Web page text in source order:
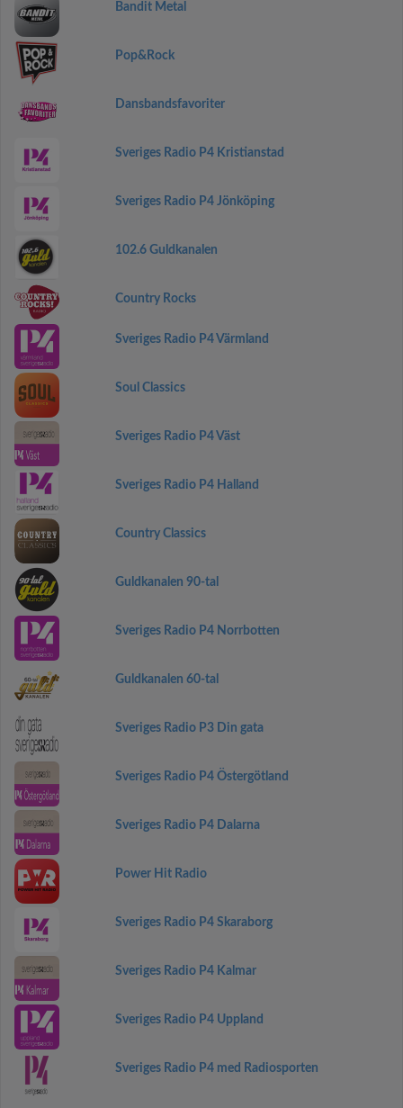
Bandit Metal
Pop&Rock
Dansbandsfavoriter
Sveriges Radio P4 Kristianstad
Sveriges Radio P4 Jönköping
102.6 Guldkanalen
Country Rocks
Sveriges Radio P4 Värmland
Soul Classics
Sveriges Radio P4 Väst
Sveriges Radio P4 Halland
Country Classics
Guldkanalen 90-tal
Sveriges Radio P4 Norrbotten
Guldkanalen 60-tal
Sveriges Radio P3 Din gata
Sveriges Radio P4 Östergötland
Sveriges Radio P4 Dalarna
Power Hit Radio
Sveriges Radio P4 Skaraborg
Sveriges Radio P4 Kalmar
Sveriges Radio P4 Uppland
Sveriges Radio P4 med Radiosporten